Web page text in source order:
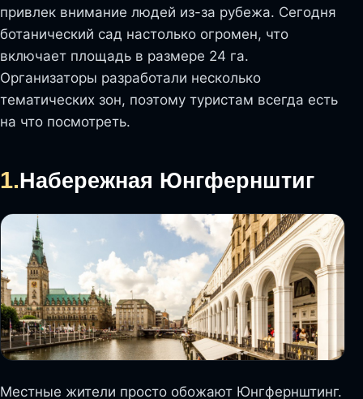
привлек внимание людей из-за рубежа. Сегодня
ботанический сад настолько огромен, что
включает площадь в размере 24 га.
Организаторы разработали несколько
тематических зон, поэтому туристам всегда есть
на что посмотреть.
1.Набережная Юнгфернштиг
Местные жители просто обожают Юнгфернштинг.